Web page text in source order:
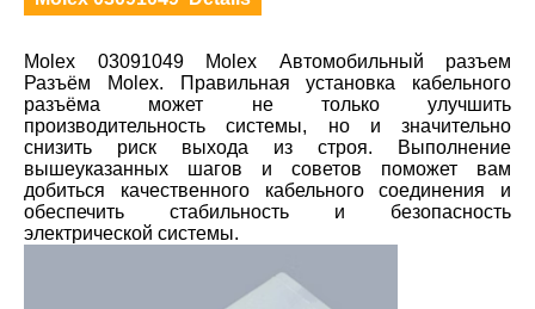
Molex 03091049 Molex Автомобильный разъем
Разъём Molex. Правильная установка кабельного
разъёма может не только улучшить
производительность системы, но и значительно
снизить риск выхода из строя. Выполнение
вышеуказанных шагов и советов поможет вам
добиться качественного кабельного соединения и
обеспечить стабильность и безопасность
электрической системы.